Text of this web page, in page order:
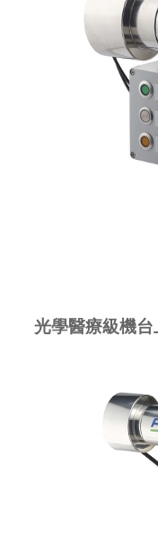
光學醫療級機